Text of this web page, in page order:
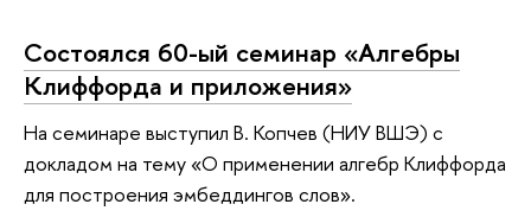
Состоялся 60-ый семинар «Алгебры
Клиффорда и приложения»
На семинаре выступил В. Копчев (НИУ ВШЭ) с
докладом на тему «О применении алгебр Клиффорда
для построения эмбеддингов слов».